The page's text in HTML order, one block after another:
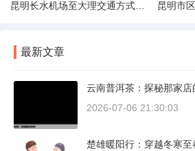
最新文章
云南普洱茶：探秘那家店
2026-07-06 21:30:03
楚雄暖阳行：穿越冬寒